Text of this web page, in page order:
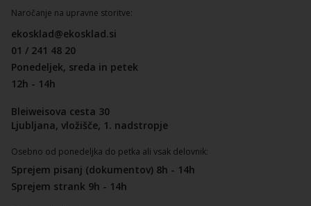
Naročanje na upravne storitve:
ekosklad@ekosklad.si
01 / 241 48 20
Ponedeljek, sreda in petek
12h - 14h
Bleiweisova cesta 30
Ljubljana, vložišče, 1. nadstropje
Osebno od ponedeljka do petka ali vsak delovnik:
Sprejem pisanj (dokumentov) 8h - 14h
Sprejem strank 9h - 14h